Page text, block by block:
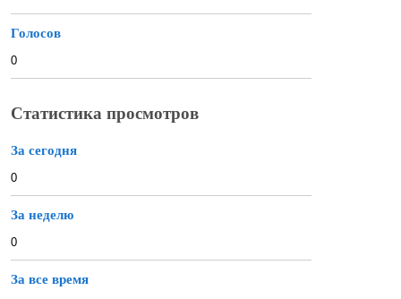
Голосов
0
Статистика просмотров
За сегодня
0
За неделю
0
За все время